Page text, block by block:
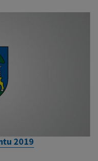
2019